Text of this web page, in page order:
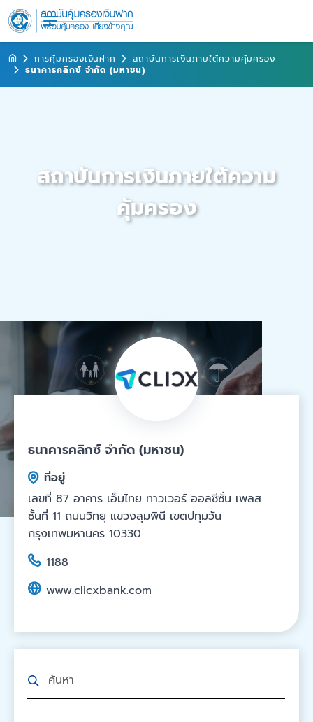
การคุ้มครองเงินฝาก
สถาบันการเงินภายใต้ความคุ้มครอง
ธนาคารคลิกซ์ จำกัด (มหาชน)
สถาบันการเงินภายใต้ความ
คุ้มครอง
ธนาคารคลิกซ์ จำกัด (มหาชน)
ที่อยู่
เลขที่ 87 อาคาร เอ็มไทย ทาวเวอร์ ออลซีซั่น เพลส
ชั้นที่ 11 ถนนวิทยุ แขวงลุมพินี เขตปทุมวัน
กรุงเทพมหานคร 10330
1188
www.clicxbank.com